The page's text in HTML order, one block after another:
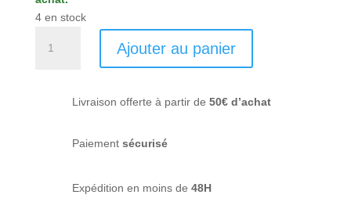
4 en stock
Ajouter au panier
Livraison offerte à partir de 50€ d’achat
Paiement sécurisé
Expédition en moins de 48H